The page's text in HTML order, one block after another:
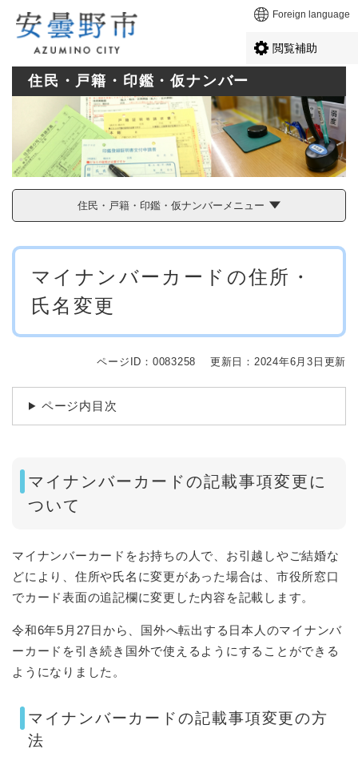
メニューを飛ばして本文へ Foreign language
閲覧補助
住民・戸籍・印鑑・仮ナンバー
住民・戸籍・印鑑・仮ナンバーメニュー
本
マイナンバーカードの住所・
氏名変更
ページID：0083258 更新日：2024年6月3日更新
ページ内目次
マイナンバーカードの記載事項変更に
ついて
マイナンバーカードをお持ちの人で、お引越しやご結婚な
どにより、住所や氏名に変更があった場合は、市役所窓口
でカード表面の追記欄に変更した内容を記載します。
令和6年5月27日から、国外へ転出する日本人のマイナンバ
ーカードを引き続き国外で使えるようにすることができる
ようになりました。
マイナンバーカードの記載事項変更の方
法